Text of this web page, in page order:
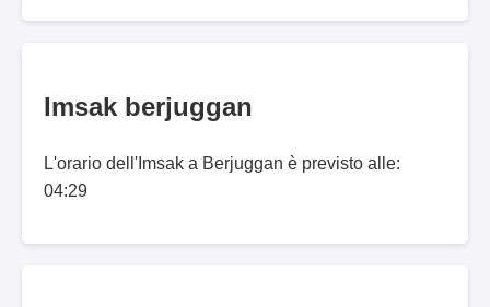
Imsak berjuggan
L'orario dell'Imsak a Berjuggan è previsto alle:
04:29